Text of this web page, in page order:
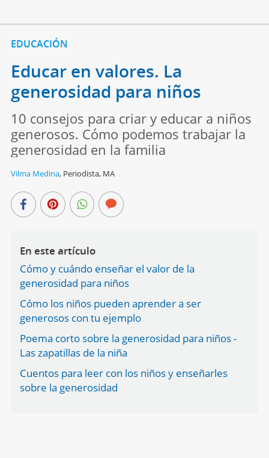
EDUCACIÓN
Educar en valores. La
generosidad para niños
10 consejos para criar y educar a niños
generosos. Cómo podemos trabajar la
generosidad en la familia
Vilma Medina, Periodista, MA
En este artículo
Cómo y cuándo enseñar el valor de la
generosidad para niños
Cómo los niños pueden aprender a ser
generosos con tu ejemplo
Poema corto sobre la generosidad para niños -
Las zapatillas de la niña
Cuentos para leer con los niños y enseñarles
sobre la generosidad